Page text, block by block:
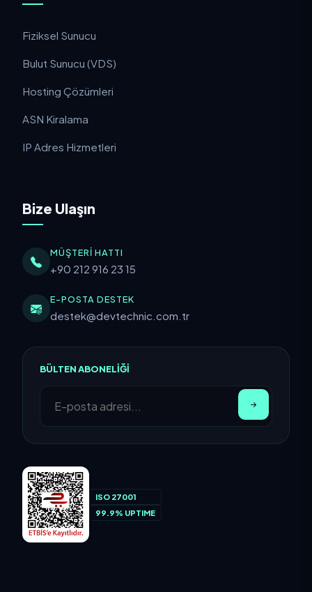
Fiziksel Sunucu
Bulut Sunucu (VDS)
Hosting Çözümleri
ASN Kiralama
IP Adres Hizmetleri
Bize Ulaşın
MÜŞTERI HATTI
+90 212 916 23 15
E-POSTA DESTEK
destek@devtechnic.com.tr
BÜLTEN ABONELIĞI
ISO 27001
99.9% UPTIME